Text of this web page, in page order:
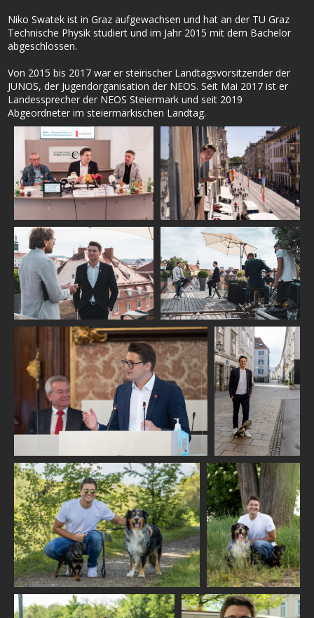
Niko Swatek ist in Graz aufgewachsen und hat an der TU Graz
Technische Physik studiert und im Jahr 2015 mit dem Bachelor
abgeschlossen.
Von 2015 bis 2017 war er steirischer Landtagsvorsitzender der
JUNOS, der Jugendorganisation der NEOS. Seit Mai 2017 ist er
Landessprecher der NEOS Steiermark und seit 2019
Abgeordneter im steiermärkischen Landtag.